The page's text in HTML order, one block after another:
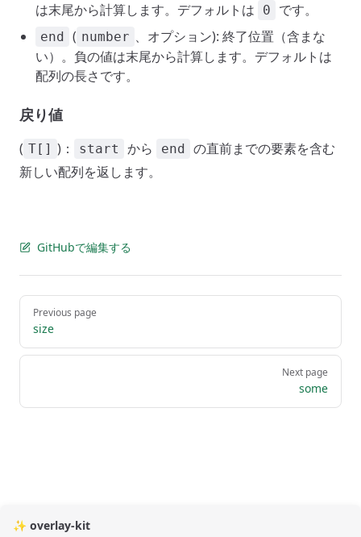
は末尾から計算します。デフォルトは
0 です。
end ( number 、オプション): 終了位置（含まな
い）。負の値は末尾から計算します。デフォルトは
配列の長さです。
戻り値
( T[] )： start から end の直前までの要素を含む
新しい配列を返します。
GitHubで編集する
Pager
Previous page
size
Next page
some
✨ overlay-kit